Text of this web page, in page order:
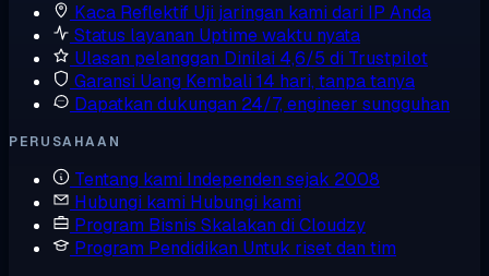
Kaca Reflektif Uji jaringan kami dari IP Anda
Status layanan Uptime waktu nyata
Ulasan pelanggan Dinilai 4,6/5 di Trustpilot
Garansi Uang Kembali 14 hari, tanpa tanya
Dapatkan dukungan 24/7, engineer sungguhan
PERUSAHAAN
Tentang kami Independen sejak 2008
Hubungi kami Hubungi kami
Program Bisnis Skalakan di Cloudzy
Program Pendidikan Untuk riset dan tim